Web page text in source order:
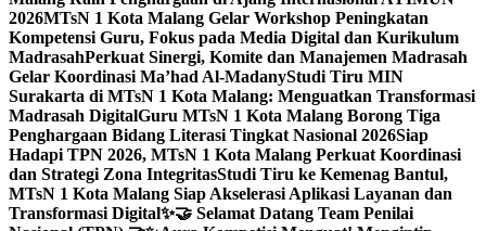
2026MTsN 1 Kota Malang Gelar Workshop Peningkatan
Kompetensi Guru, Fokus pada Media Digital dan Kurikulum
MadrasahPerkuat Sinergi, Komite dan Manajemen Madrasah
Gelar Koordinasi Ma’had Al-MadanyStudi Tiru MIN
Surakarta di MTsN 1 Kota Malang: Menguatkan Transformasi
Madrasah DigitalGuru MTsN 1 Kota Malang Borong Tiga
Penghargaan Bidang Literasi Tingkat Nasional 2026Siap
Hadapi TPN 2026, MTsN 1 Kota Malang Perkuat Koordinasi
dan Strategi Zona IntegritasStudi Tiru ke Kemenag Bantul,
MTsN 1 Kota Malang Siap Akselerasi Aplikasi Layanan dan
Transformasi Digital✨🤝 Selamat Datang Team Penilai